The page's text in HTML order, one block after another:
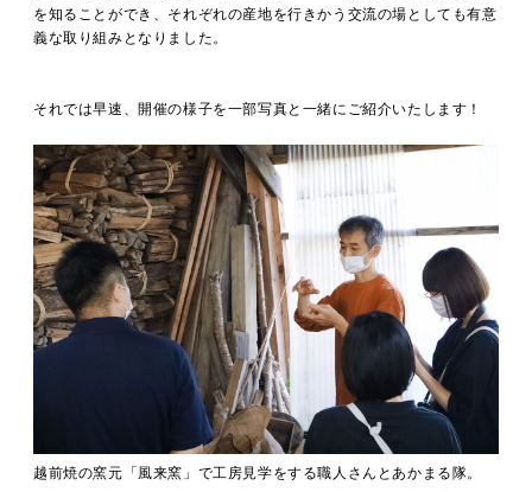
を知ることができ、それぞれの産地を行きかう交流の場としても有意
義な取り組みとなりました。
それでは早速、開催の様子を一部写真と一緒にご紹介いたします！
越前焼の窯元「風来窯」で工房見学をする職人さんとあかまる隊。